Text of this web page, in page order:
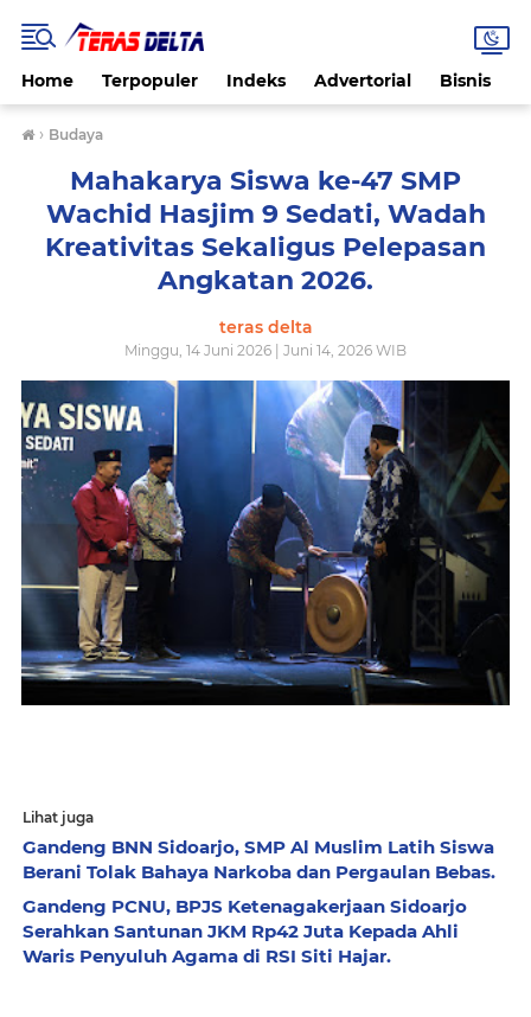
Home Terpopuler Indeks Advertorial Bisnis
› Budaya
Mahakarya Siswa ke-47 SMP
Wachid Hasjim 9 Sedati, Wadah
Kreativitas Sekaligus Pelepasan
Angkatan 2026.
teras delta
Minggu, 14 Juni 2026 | Juni 14, 2026 WIB
Lihat juga
Gandeng BNN Sidoarjo, SMP Al Muslim Latih Siswa
Berani Tolak Bahaya Narkoba dan Pergaulan Bebas.
Gandeng PCNU, BPJS Ketenagakerjaan Sidoarjo
Serahkan Santunan JKM Rp42 Juta Kepada Ahli
Waris Penyuluh Agama di RSI Siti Hajar.